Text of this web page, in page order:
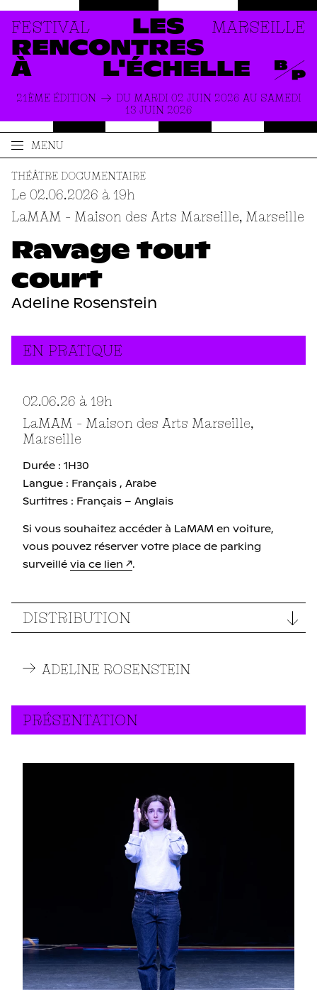
LES
RENCONTRES
À
L'ÉCHELLE
FESTIVAL MARSEILLE
21ÈME ÉDITION
DU MARDI 02 JUIN 2026 AU SAMEDI
13 JUIN 2026
MENU
ACCUEIL
PRODUCTIONS
ACTUALITÉS
INFOS PRATIQUES
Ravage tout
court
THÉÂTRE DOCUMENTAIRE
Le 02.06.2026 à 19h
LaMAM - Maison des Arts Marseille, Marseille
Adeline Rosenstein
EN PRATIQUE
02.06.26 à 19h
LaMAM - Maison des Arts Marseille,
Marseille
Durée : 1H30
Langue : Français , Arabe
Surtitres : Français – Anglais
Si vous souhaitez accéder à LaMAM en voiture,
vous pouvez réserver votre place de parking
surveillé via ce lien .
DISTRIBUTION
ADELINE ROSENSTEIN
PRÉSENTATION